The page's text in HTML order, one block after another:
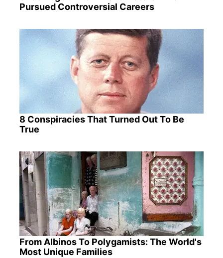
Pursued Controversial Careers
8 Conspiracies That Turned Out To Be
True
From Albinos To Polygamists: The World's
Most Unique Families